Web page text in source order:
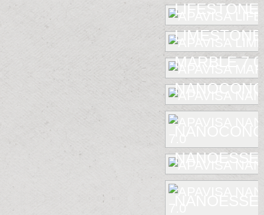
LIFESTONE
LIMESTONE
MARBLE 7.0